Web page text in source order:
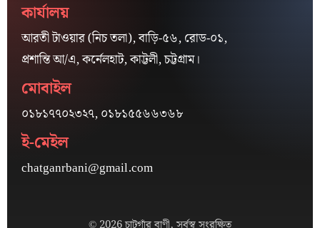
কার্যালয়
আরতী টাওয়ার (নিচ তলা), বাড়ি-৫৬, রোড-০১,
প্রশান্তি আ/এ, কর্নেলহাট, কাট্টলী, চট্টগ্রাম।
মোবাইল
০১৮১৭৭০২৩২৭, ০১৮১৫৫৬৬৩৬৮
ই-মেইল
chatganrbani@gmail.com